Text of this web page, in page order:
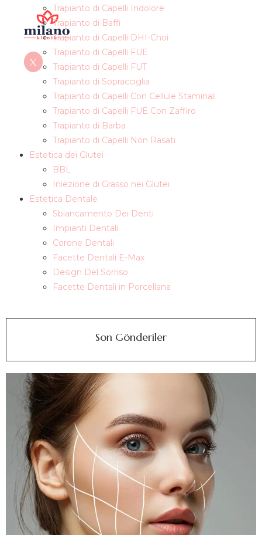
X
Trapianto di Capelli Indolore
Trapianto di Baffi
Trapianto di Capelli DHI-Choi
Trapianto di Capelli FUE
Trapianto di Capelli FUT
Trapianto di Sopracciglia
Trapianto di Capelli Con Cellule Staminali
Trapianto di Capelli FUE Con Zaffiro
Trapianto di Barba
Trapianto di Capelli Non Rasati
Estetica dei Glutei
BBL
Iniezione di Grasso nei Glutei
Estetica Dentale
Sbiancamento Dei Denti
Impianti Dentali
Corone Dentali
Facette Dentali E-Max
Design Del Sorriso
Facette Dentali in Porcellana
Son Gönderiler